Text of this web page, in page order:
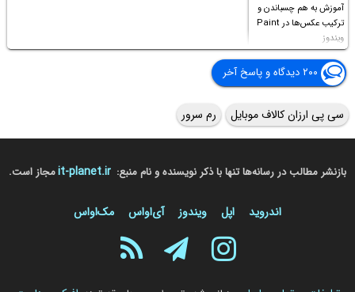
آموزش به هم چسباندن و
ترکیب عکس‌ها در Paint
ویندوز
۲۰۰ دیدگاه و پاسخ آخر
سی پی ارزان کالاف موبایل رم سرور
بازنشر مطالب در رسانه‌ها تنها با ذکر نویسنده و نام منبع: it-planet.irمجاز است.
اندروید اپل ویندوز آی‌او‌اس مک‌او‌اس